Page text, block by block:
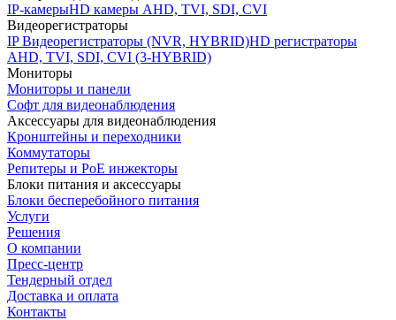
IP-камерыHD камеры AHD, TVI, SDI, CVI
Видеорегистраторы
IP Видеорегистраторы (NVR, HYBRID)HD регистраторы
AHD, TVI, SDI, CVI (3-HYBRID)
Мониторы
Мониторы и панели
Софт для видеонаблюдения
Аксессуары для видеонаблюдения
Кронштейны и переходники
Коммутаторы
Репитеры и PoE инжекторы
Блоки питания и аксессуары
Блоки бесперебойного питания
Услуги
Решения
О компании
Пресс-центр
Тендерный отдел
Доставка и оплата
Контакты